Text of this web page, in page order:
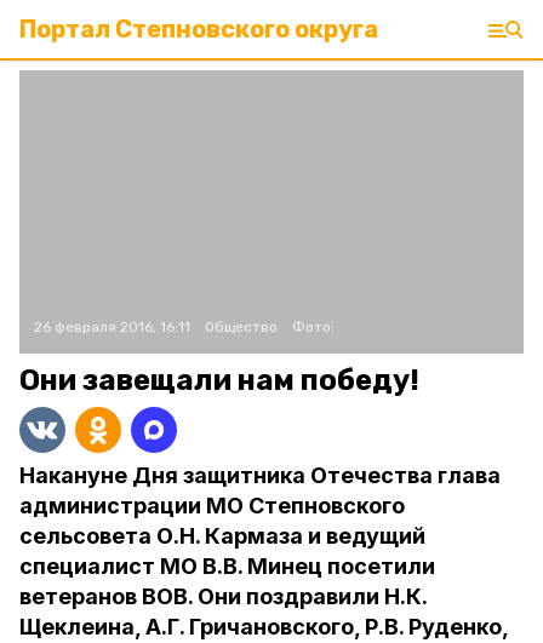
Портал Степновского округа
26 февраля 2016, 16:11 Общество Фото:
Они завещали нам победу!
Накануне Дня защитника Отечества глава
администрации МО Степновского
сельсовета О.Н. Кармаза и ведущий
специалист МО В.В. Минец посетили
ветеранов ВОВ. Они поздравили Н.К.
Щеклеина, А.Г. Гричановского, Р.В. Руденко,